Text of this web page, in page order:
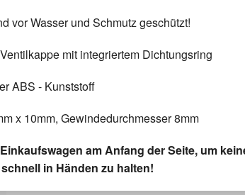
Nikon D810 (Gehäuse), nur 2000
908,00 €
vor Wasser und Schmutz geschützt!
mit integriertem Dichtungsring
ABS - Kunststoff
x 10mm, Gewindedurchmesser 8mm
am Anfang der Seite, um
in Händen zu halten!